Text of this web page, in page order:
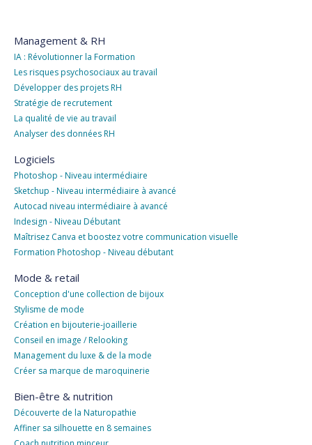
Management & RH
IA : Révolutionner la Formation
Les risques psychosociaux au travail
Développer des projets RH
Stratégie de recrutement
La qualité de vie au travail
Analyser des données RH
Logiciels
Photoshop - Niveau intermédiaire
Sketchup - Niveau intermédiaire à avancé
Autocad niveau intermédiaire à avancé
Indesign - Niveau Débutant
Maîtrisez Canva et boostez votre communication visuelle
Formation Photoshop - Niveau débutant
Mode & retail
Conception d'une collection de bijoux
Stylisme de mode
Création en bijouterie-joaillerie
Conseil en image / Relooking
Management du luxe & de la mode
Créer sa marque de maroquinerie
Bien-être & nutrition
Découverte de la Naturopathie
Affiner sa silhouette en 8 semaines